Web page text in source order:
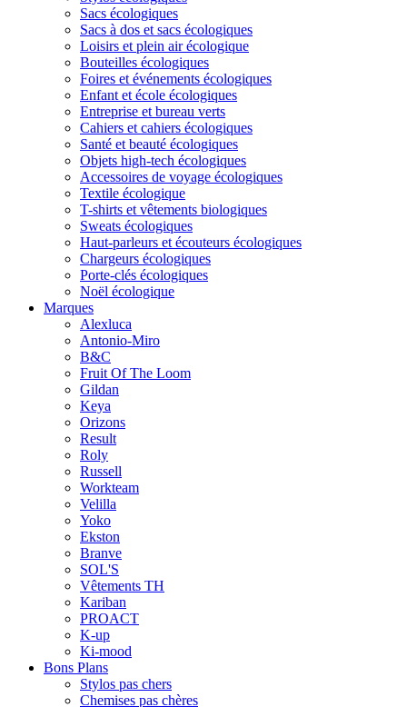
Sacs écologiques
Sacs à dos et sacs écologiques
Loisirs et plein air écologique
Bouteilles écologiques
Foires et événements écologiques
Enfant et école écologiques
Entreprise et bureau verts
Cahiers et cahiers écologiques
Santé et beauté écologiques
Objets high-tech écologiques
Accessoires de voyage écologiques
Textile écologique
T-shirts et vêtements biologiques
Sweats écologiques
Haut-parleurs et écouteurs écologiques
Chargeurs écologiques
Porte-clés écologiques
Noël écologique
Marques
Alexluca
Antonio-Miro
B&C
Fruit Of The Loom
Gildan
Keya
Orizons
Result
Roly
Russell
Workteam
Velilla
Yoko
Ekston
Branve
SOL'S
Vêtements TH
Kariban
PROACT
K-up
Ki-mood
Bons Plans
Stylos pas chers
Chemises pas chères